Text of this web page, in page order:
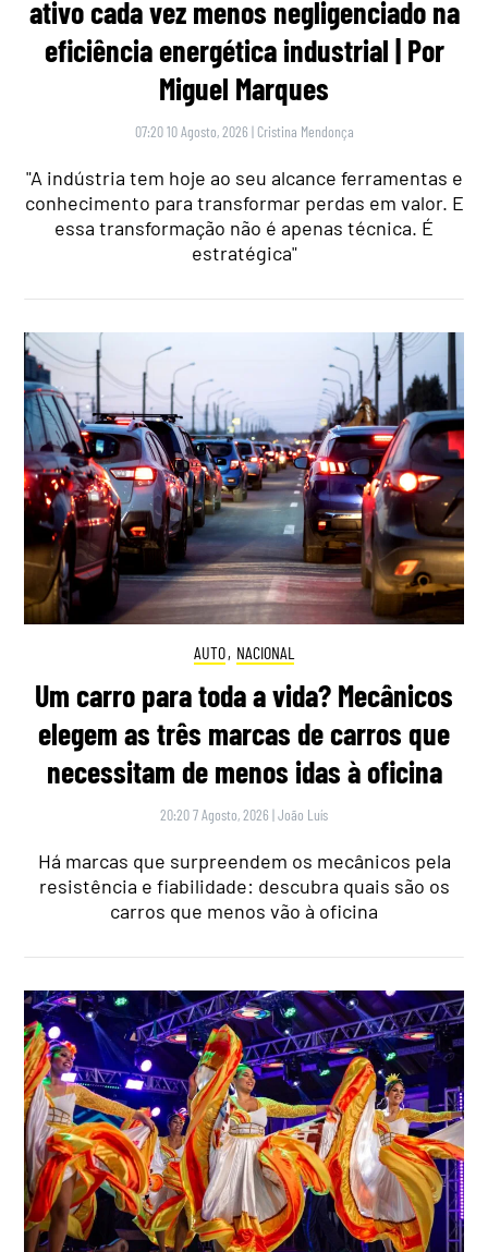
ativo cada vez menos negligenciado na
eficiência energética industrial | Por
Miguel Marques
07:20 10 Agosto, 2026 | Cristina Mendonça
"A indústria tem hoje ao seu alcance ferramentas e
conhecimento para transformar perdas em valor. E
essa transformação não é apenas técnica. É
estratégica"
AUTO, NACIONAL
Um carro para toda a vida? Mecânicos
elegem as três marcas de carros que
necessitam de menos idas à oficina
20:20 7 Agosto, 2026 |João Luís
Há marcas que surpreendem os mecânicos pela
resistência e fiabilidade: descubra quais são os
carros que menos vão à oficina